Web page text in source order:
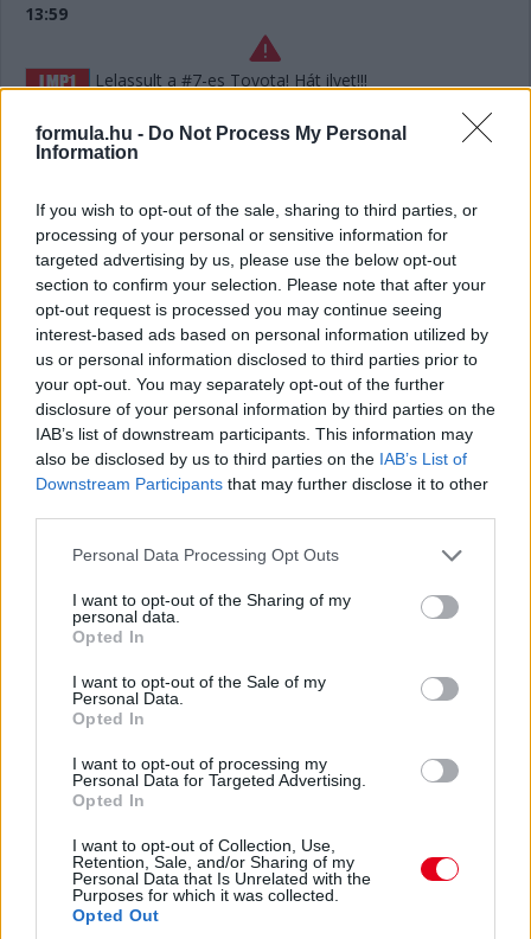
formula.hu - Do Not Process My Personal
Information
If you wish to opt-out of the sale, sharing to third parties, or
processing of your personal or sensitive information for
targeted advertising by us, please use the below opt-out
section to confirm your selection. Please note that after your
opt-out request is processed you may continue seeing
interest-based ads based on personal information utilized by
us or personal information disclosed to third parties prior to
your opt-out. You may separately opt-out of the further
disclosure of your personal information by third parties on the
IAB’s list of downstream participants. This information may
also be disclosed by us to third parties on the IAB’s List of
Downstream Participants that may further disclose it to other
Please note that this website/app uses one or more Google
not limited to your visit or usage behaviour. You may click to
grant or deny consent to Google and its third-party tags to
use your data for below specified purposes in below Google
consent section.
Personal Data Processing Opt Outs
I want to opt-out of the Sharing of my
personal data.
Opted In
I want to opt-out of the Sale of my
Personal Data.
Opted In
I want to opt-out of processing my
Personal Data for Targeted Advertising.
Opted In
I want to opt-out of Collection, Use,
Retention, Sale, and/or Sharing of my
Personal Data that Is Unrelated with the
Purposes for which it was collected.
Opted Out
13:59
Lelassult a #7-es Toyota! Hát ilyet!!!
13:56
Defekt a #7-es Toyotánál, ha jól hallottuk az
üzenetet. De már túl is vannak a kiálláson, belefért.
13:55
Hát nagyjából semennyi! Úgy hat másodperc. Két
kört kell még megtennie Keatingnek a kerékcsere előtt,
Bergmeister addig utol is érheti – és amúgy mintha megint
nem lett volna teljesen tiszta az indulás...
13:54
Éles csata a 7-8. helyen: az egy szem élő Corvette-tel
Garcia kergeti Plát a Fordban.
ÉS ITT AZ ÚJABB DRÁMA! Keating stop&go
büntetést kap, mert kipörgette a kerekét a bokszban! A
csapatvezető bakija a Le Mans-i kategóriagyőzelembe